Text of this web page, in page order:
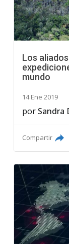
Los
mundo
14 Ene 2019
por Sandra
Compartir